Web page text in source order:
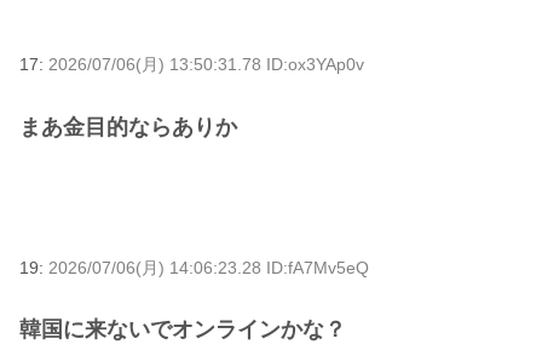
17: 2026/07/06(月) 13:50:31.78 ID:ox3YAp0v
まあ金目的ならありか
19: 2026/07/06(月) 14:06:23.28 ID:fA7Mv5eQ
韓国に来ないでオンラインかな？